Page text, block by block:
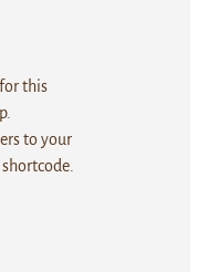
this
to your